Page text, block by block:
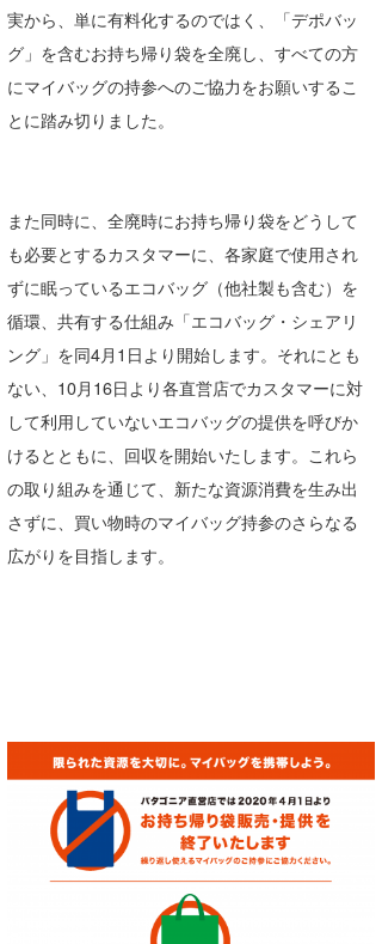
実から、単に有料化するのではく、「デポバッ
グ」を含むお持ち帰り袋を全廃し、すべての方
にマイバッグの持参へのご協力をお願いするこ
とに踏み切りました。
また同時に、全廃時にお持ち帰り袋をどうして
も必要とするカスタマーに、各家庭で使用され
ずに眠っているエコバッグ（他社製も含む）を
循環、共有する仕組み「エコバッグ・シェアリ
ング」を同4月1日より開始します。それにとも
ない、10月16日より各直営店でカスタマーに対
して利用していないエコバッグの提供を呼びか
けるとともに、回収を開始いたします。これら
の取り組みを通じて、新たな資源消費を生み出
さずに、買い物時のマイバッグ持参のさらなる
広がりを目指します。
MIN
mitz
Soulman
VAGY
waka☆=
YUKI☆
ハンマー
唐澤予報士
SancheZ
ゴン